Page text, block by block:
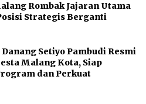
Rombak Jajaran Utama
Strategis Berganti
Setiyo Pambudi Resmi
Malang Kota, Siap
dan Perkuat